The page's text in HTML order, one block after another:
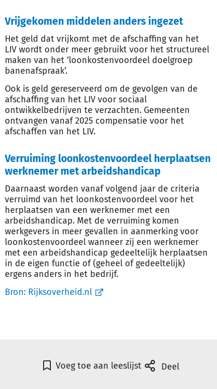
Vrijgekomen middelen anders ingezet
Het geld dat vrijkomt met de afschaffing van het
LIV wordt onder meer gebruikt voor het structureel
maken van het ‘loonkostenvoordeel doelgroep
banenafspraak’.
Ook is geld gereserveerd om de gevolgen van de
afschaffing van het LIV voor sociaal
ontwikkelbedrijven te verzachten. Gemeenten
ontvangen vanaf 2025 compensatie voor het
afschaffen van het LIV.
Verruiming loonkostenvoordeel herplaatsen
werknemer met arbeidshandicap
Daarnaast worden vanaf volgend jaar de criteria
verruimd van het loonkostenvoordeel voor het
herplaatsen van een werknemer met een
arbeidshandicap. Met de verruiming komen
werkgevers in meer gevallen in aanmerking voor
loonkostenvoordeel wanneer zij een werknemer
met een arbeidshandicap gedeeltelijk herplaatsen
in de eigen functie of (geheel of gedeeltelijk)
ergens anders in het bedrijf.
Bron: Rijksoverheid.nl
Voeg toe aan leeslijst Deel